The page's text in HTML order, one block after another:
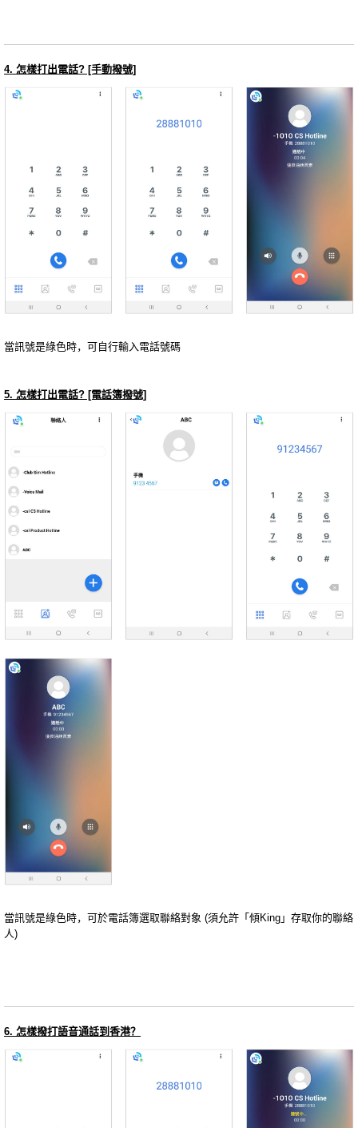
4. 怎樣打出電話? [手動撥號]
當訊號是綠色時，可自行輸入電話號碼
5. 怎樣打出電話? [電話簿撥號]
當訊號是綠色時，可於電話簿選取聯絡對象 (須允許「傾King」存取你的聯絡
人)
6. 怎樣撥打語音通話到香港？